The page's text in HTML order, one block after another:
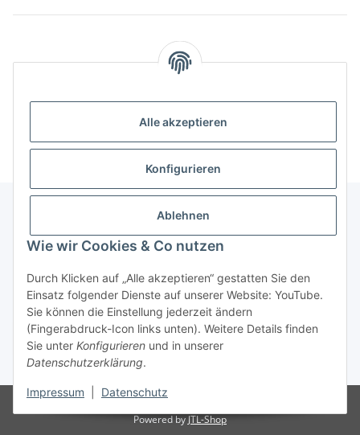
Alle akzeptieren
Konfigurieren
Ablehnen
Wie wir Cookies & Co nutzen
Durch Klicken auf „Alle akzeptieren“ gestatten Sie den
Einsatz folgender Dienste auf unserer Website: YouTube.
Sie können die Einstellung jederzeit ändern
(Fingerabdruck-Icon links unten). Weitere Details finden
Sie unter Konfigurieren und in unserer
Datenschutzerklärung.
Impressum Datenschutz
Kategorien
Informationen
Gesetzliche Informationen
Widerrufsbutton
* Alle Preise inkl. gesetzlicher USt., zzgl.
Powered byJTL-Shop